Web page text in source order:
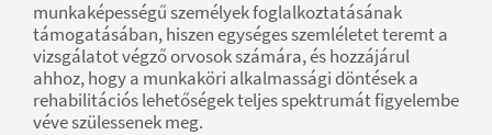
munkaképességű személyek foglalkoztatásának
támogatásában, hiszen egységes szemléletet teremt a
vizsgálatot végző orvosok számára, és hozzájárul
ahhoz, hogy a munkaköri alkalmassági döntések a
rehabilitációs lehetőségek teljes spektrumát figyelembe
véve szülessenek meg.